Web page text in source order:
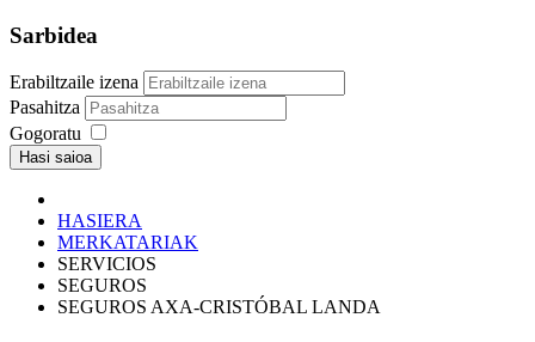
Sarbidea
Erabiltzaile izena
Pasahitza
Gogoratu
Hasi saioa
HASIERA
MERKATARIAK
SERVICIOS
SEGUROS
SEGUROS AXA-CRISTÓBAL LANDA